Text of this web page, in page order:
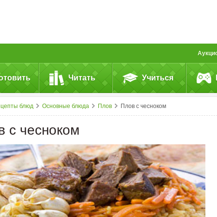
Читать Учиться
блюд Основные блюда Плов Плов с чесноком
с чесноком